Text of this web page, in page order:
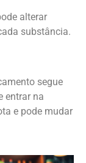
alterar
substância.
segue
entrar na
e pode mudar